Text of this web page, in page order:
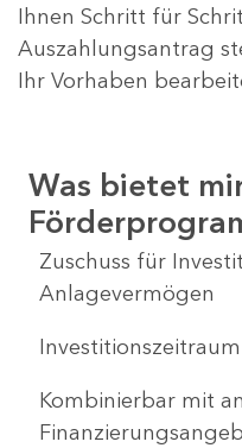
Ihnen Schritt für
Auszahlungsantrag
Ihr Vorhaben
Was bietet
Zuschuss für
Anlagevermögen
Kombinierbar mit